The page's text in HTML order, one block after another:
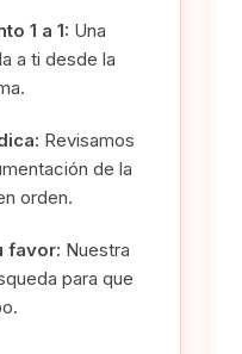
1 a 1: Una
a ti desde la
Revisamos
de la
orden.
favor: Nuestra
para que